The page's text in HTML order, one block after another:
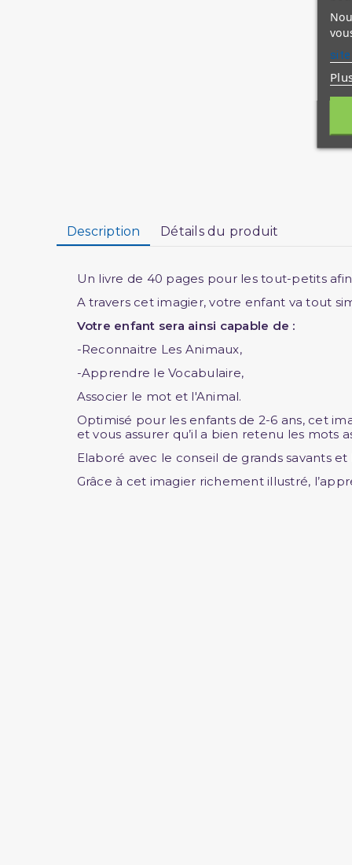
Description Détails du produit
Un livre de 40 pages pour les tout-petits
A travers cet imagier, votre enfant va tout
Votre enfant sera ainsi capable de :
-Reconnaitre Les Animaux,
-Apprendre le Vocabulaire,
Associer le mot et l'Animal.
Optimisé pour les enfants de 2-6 ans, cet
et vous assurer qu’il a bien retenu les mots
Elaboré avec le conseil de grands savants
Grâce à cet imagier richement illustré,